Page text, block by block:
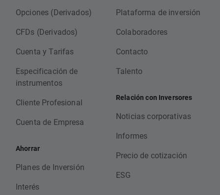
Opciones (Derivados)
CFDs (Derivados)
Cuenta y Tarifas
Especificación de
instrumentos
Cliente Profesional
Cuenta de Empresa
Ahorrar
Planes de Inversión
Interés
Plataforma de inversión
Colaboradores
Contacto
Talento
Relación con Inversores
Noticias corporativas
Informes
Precio de cotización
ESG